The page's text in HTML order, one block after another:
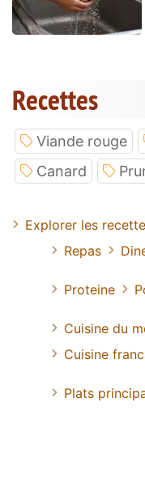
Recettes
Viande rouge
Canard
Explorer les
Repas
Proteine
Cuisine du
Cuisine
Plats